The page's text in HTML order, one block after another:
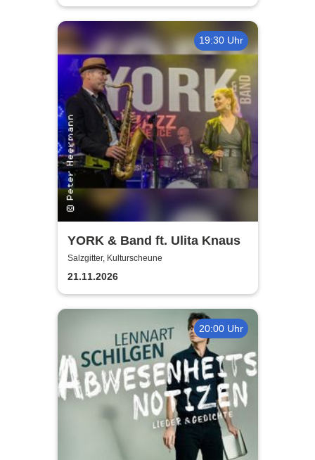
19:30 Uhr
YORK & Band ft. Ulita Knaus
Salzgitter, Kulturscheune
21.11.2026
20:00 Uhr